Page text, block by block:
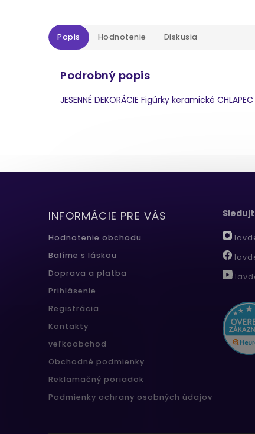
Popis Hodnotenie Diskusia
Podrobný popis
JESENNÉ DEKORÁCIE Figúrky keramické CHLAPEC
INFORMÁCIE PRE VÁS
Hodnotenie obchodu
Balíme s láskou
Doprava a platba
Prihlásenie
Registrácia
Kontakty
veľkoobchod
Obchodné podmienky
Reklamačný poriadok
Podmienky ochrany osobných údajov